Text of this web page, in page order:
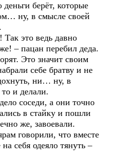
деньги берёт, которые
ну, в смысле своей
это ведь давно
– пацан перебил деда.
Это значит своим
себе братву и не
ни… ну, в
и делали.
соседи, а они точно
в стайку и пошли
же, завоевали.
говорили, что вместе
себя одеяло тянуть –